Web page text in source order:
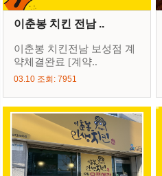
이춘봉 치킨 전남 ..
이춘봉 치킨전남 보성점 계
약체결완료 [계약..
03.10 조회: 7951